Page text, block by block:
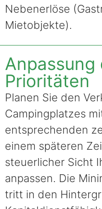
Nebenerlöse
Mietobjekte).
Anpassung
Prioritäten
Planen Sie den
Campingplatzes
entsprechenden
einem späteren
steuerlicher Sicht
anpassen. Die
tritt in den